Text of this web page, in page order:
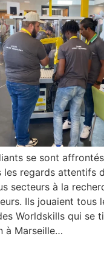
se sont
les regards attentifs
secteurs à la
Ils jouaient tous
Worldskills qui se
à Marseille…